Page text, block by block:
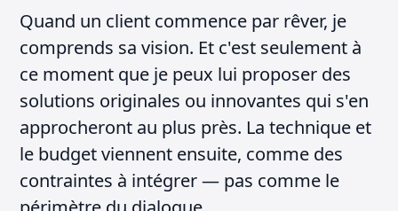
Quand un client commence par rêver, je
comprends sa vision. Et c'est seulement à
ce moment que je peux lui proposer des
solutions originales ou innovantes qui s'en
approcheront au plus près. La technique et
le budget viennent ensuite, comme des
contraintes à intégrer — pas comme le